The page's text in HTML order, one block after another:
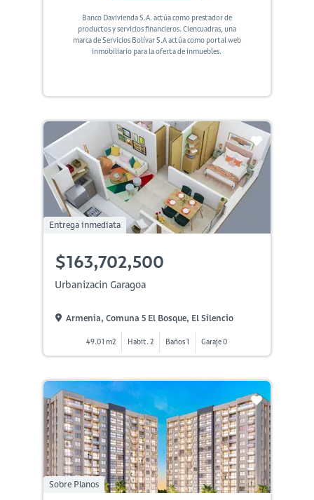
Banco Davivienda S.A. actúa como prestador de
productos y servicios financieros. Ciencuadras, una
marca de Servicios Bolívar S.A actúa como portal web
inmobiliario para la oferta de inmuebles.
Entrega inmediata
$163,702,500
Urbanizacin Garagoa
Armenia, Comuna 5 El Bosque, El Silencio
49.01 m2 Habit. 2 Baños 1 Garaje 0
Sobre Planos